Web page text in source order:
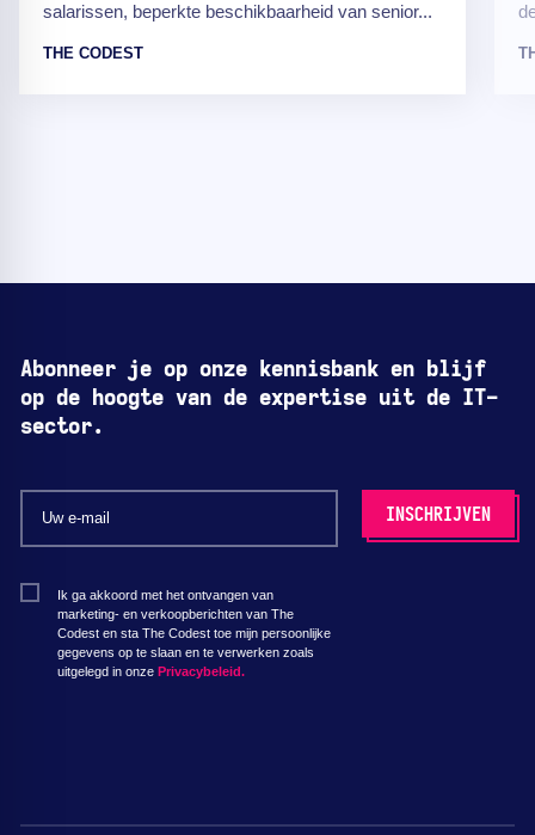
salarissen, beperkte beschikbaarheid van senior...
THE CODEST
Abonneer je op onze kennisbank en blijf
op de hoogte van de expertise uit de IT-
sector.
Ik ga akkoord met het ontvangen van
marketing- en verkoopberichten van The
Codest en sta The Codest toe mijn persoonlijke
gegevens op te slaan en te verwerken zoals
uitgelegd in onze Privacybeleid.